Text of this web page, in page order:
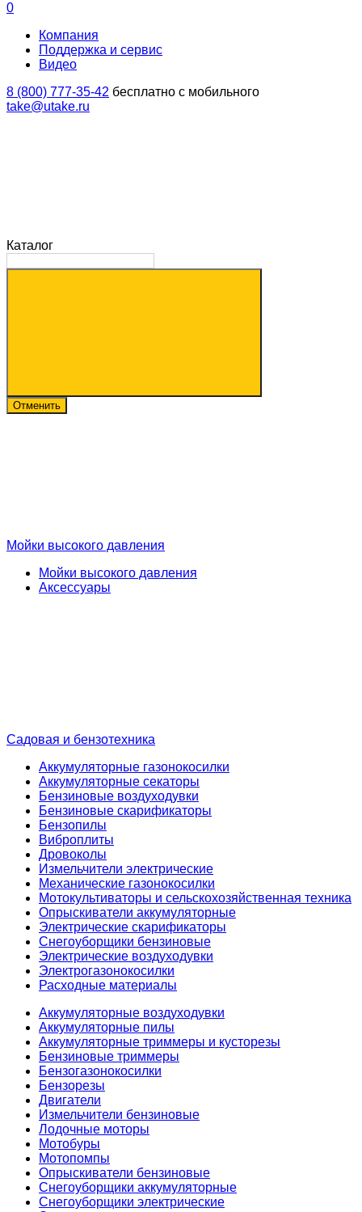
0
Компания
Поддержка и сервис
Видео
8 (800) 777-35-42 бесплатно с мобильного
take@utake.ru
Каталог
Отменить
Мойки высокого давления
Мойки высокого давления
Аксессуары
Садовая и бензотехника
Аккумуляторные газонокосилки
Аккумуляторные секаторы
Бензиновые воздуходувки
Бензиновые скарификаторы
Бензопилы
Виброплиты
Дровоколы
Измельчители электрические
Механические газонокосилки
Мотокультиваторы и сельскохозяйственная техника
Опрыскиватели аккумуляторные
Электрические скарификаторы
Снегоуборщики бензиновые
Электрические воздуходувки
Электрогазонокосилки
Расходные материалы
Аккумуляторные воздуходувки
Аккумуляторные пилы
Аккумуляторные триммеры и кусторезы
Бензиновые триммеры
Бензогазонокосилки
Бензорезы
Двигатели
Измельчители бензиновые
Лодочные моторы
Мотобуры
Мотопомпы
Опрыскиватели бензиновые
Снегоуборщики аккумуляторные
Снегоуборщики электрические